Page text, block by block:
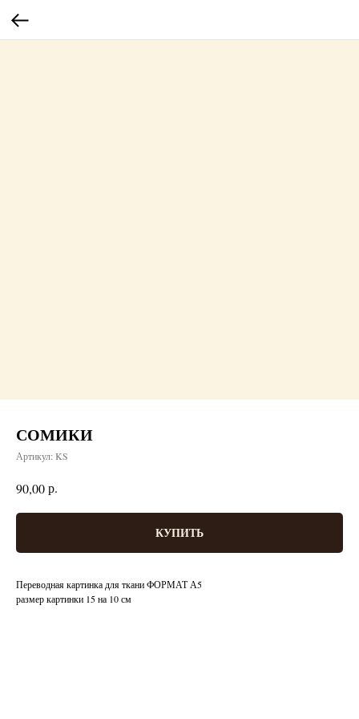
СОМИКИ
Артикул: KS
90,00р.
КУПИТЬ
Переводная картинка для ткани ФОРМАТ А5
размер картинки 15 на 10 см